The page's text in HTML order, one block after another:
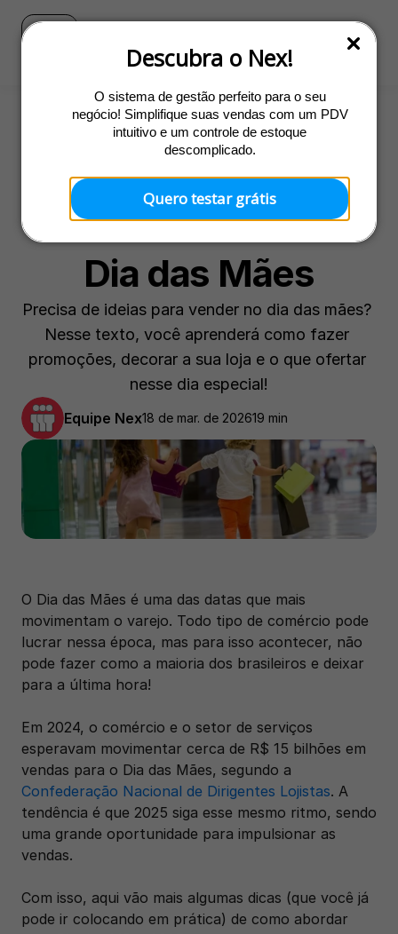
Descubra o Nex!
O sistema de gestão perfeito para o seu
negócio! Simplifique suas vendas com um PDV
intuitivo e um controle de estoque
descomplicado.
Quero testar grátis
Marketing
Dicas para qualquer
comércio lucrar no
Dia das Mães
Precisa de ideias para vender no dia das mães?
Nesse texto, você aprenderá como fazer
promoções, decorar a sua loja e o que ofertar
Equipe Nex18 de mar. de 202619 min
O Dia das Mães é uma das datas que mais
movimentam o varejo. Todo tipo de comércio pode
lucrar nessa época, mas para isso acontecer, não
pode fazer como a maioria dos brasileiros e deixar
para a última hora!
Em 2024, o comércio e o setor de serviços
esperavam movimentar cerca de R$ 15 bilhões em
Confederação Nacional de Dirigentes Lojistas. A
tendência é que 2025 siga esse mesmo ritmo, sendo
uma grande oportunidade para impulsionar as
vendas.
Com isso, aqui vão mais algumas dicas (que você já
pode ir colocando em prática) de como abordar
Blog Ir para o site do Nex